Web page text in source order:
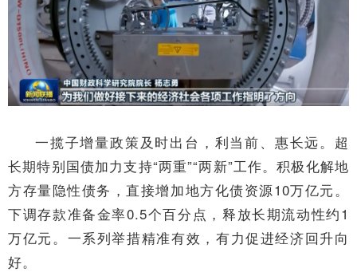
一揽子增量政策及时出台，利当前、惠长远。超
长期特别国债加力支持“两重”“两新”工作。积极化解地
方存量隐性债务，直接增加地方化债资源10万亿元。
下调存款准备金率0.5个百分点，释放长期流动性约1
万亿元。一系列举措精准有效，有力促进经济回升向
好。